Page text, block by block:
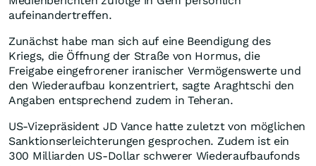
aufeinandertreffen.
Zunächst habe man sich auf eine Beendigung des
Kriegs, die Öffnung der Straße von Hormus, die
Freigabe eingefrorener iranischer Vermögenswerte und
den Wiederaufbau konzentriert, sagte Araghtschi den
Angaben entsprechend zudem in Teheran.
US-Vizepräsident JD Vance hatte zuletzt von möglichen
Sanktionserleichterungen gesprochen. Zudem ist ein
300 Milliarden US-Dollar schwerer Wiederaufbaufonds